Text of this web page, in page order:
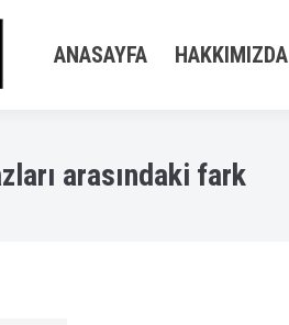
ANASAYFA HAKKIMIZDA
arasındaki fark